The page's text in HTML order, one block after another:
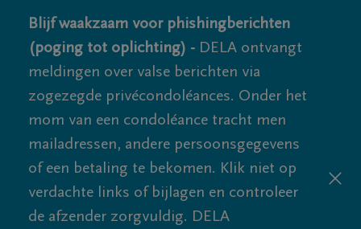
Blijf waakzaam voor phishingberichten
(poging tot oplichting) - DELA ontvangt
meldingen over valse berichten via
zogezegde privécondoléances. Onder het
mom van een condoléance tracht men
mailadressen, andere persoonsgegevens
of een betaling te bekomen. Klik niet op
verdachte links of bijlagen en controleer
de afzender zorgvuldig. DELA